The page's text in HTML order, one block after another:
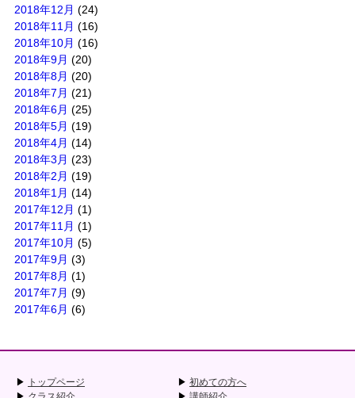
2018年12月 (24)
2018年11月 (16)
2018年10月 (16)
2018年9月 (20)
2018年8月 (20)
2018年7月 (21)
2018年6月 (25)
2018年5月 (19)
2018年4月 (14)
2018年3月 (23)
2018年2月 (19)
2018年1月 (14)
2017年12月 (1)
2017年11月 (1)
2017年10月 (5)
2017年9月 (3)
2017年8月 (1)
2017年7月 (9)
2017年6月 (6)
トップページ
初めての方へ